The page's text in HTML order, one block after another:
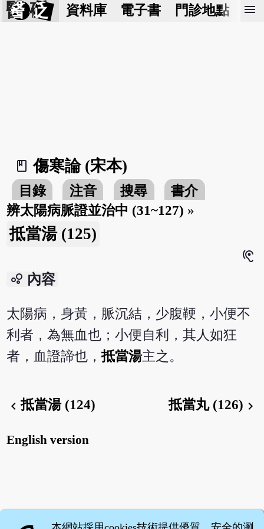
醫 砭 資料庫 電子書 門診地點 預
menu
book_2
傷寒論 (宋本)
目錄 注音 搜尋
書介
辨太陽病脈證並治中 (31~127) »
抵當湯 (125)
hearing
bubble_chart 內容
太陽病，身黃，脈沉結，少腹鞕，小便不
利者，為無血也；小便自利，其人如狂
者，血證諦也，抵當湯主之。
chevron_left抵當湯 (124) 抵當丸 (126) chevron_right
English version